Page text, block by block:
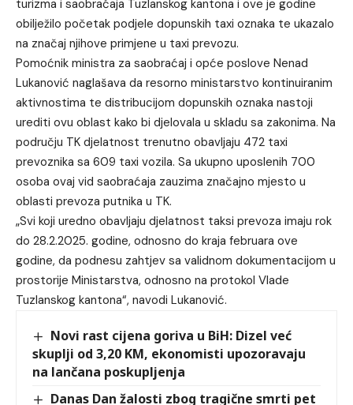
turizma i saobraćaja Tuzlanskog kantona i ove je godine
obilježilo početak podjele dopunskih taxi oznaka te ukazalo
na značaj njihove primjene u taxi prevozu.
Pomoćnik ministra za saobraćaj i opće poslove Nenad
Lukanović naglašava da resorno ministarstvo kontinuiranim
aktivnostima te distribucijom dopunskih oznaka nastoji
urediti ovu oblast kako bi djelovala u skladu sa zakonima. Na
području TK djelatnost trenutno obavljaju 472 taxi
prevoznika sa 609 taxi vozila. Sa ukupno uposlenih 700
osoba ovaj vid saobraćaja zauzima značajno mjesto u
oblasti prevoza putnika u TK.
„Svi koji uredno obavljaju djelatnost taksi prevoza imaju rok
do 28.2.2025. godine, odnosno do kraja februara ove
godine, da podnesu zahtjev sa validnom dokumentacijom u
prostorije Ministarstva, odnosno na protokol Vlade
Tuzlanskog kantona“, navodi Lukanović.
Novi rast cijena goriva u BiH: Dizel već
skuplji od 3,20 KM, ekonomisti upozoravaju
na lančana poskupljenja
Danas Dan žalosti zbog tragične smrti pet